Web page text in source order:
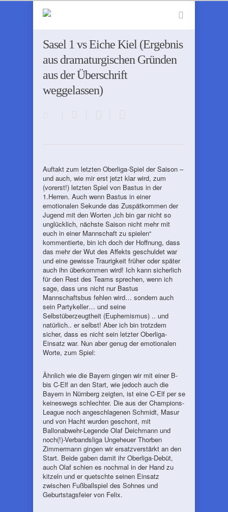
Sasel 1 vs Eiche Kiel (Ergebnis
aus dramaturgischen Gründen
aus der Überschrift
weggelassen)
Auftakt zum letzten Oberliga-Spiel der Saison –
und auch, wie mir erst jetzt klar wird, zum
(vorerst!) letzten Spiel von Bastus in der
1.Herren. Auch wenn Bastus in einer
emotionalen Sekunde das Zuspätkommen der
Jugend mit den Worten „ich bin gar nicht so
unglücklich, nächste Saison nicht mehr mit
euch in einer Mannschaft zu spielen“
kommentierte, bin ich doch der Hoffnung, dass
das mehr der Wut des Affekts geschuldet war
und eine gewisse Traurigkeit früher oder später
auch ihn überkommen wird! Ich kann sicherlich
für den Rest des Teams sprechen, wenn ich
sage, dass uns nicht nur Bastus
Mannschaftsbus fehlen wird… sondern auch
sein Partykeller… und seine
Selbstüberzeugtheit (Euphemismus) .. und
natürlich.. er selbst! Aber ich bin trotzdem
sicher, dass es nicht sein letzter Oberliga-
Einsatz war. Nun aber genug der emotionalen
Worte, zum Spiel:
Ähnlich wie die Bayern gingen wir mit einer B-
bis C-Elf an den Start, wie jedoch auch die
Bayern in Nürnberg zeigten, ist eine C-Elf per se
keineswegs schlechter. Die aus der Champions-
League noch angeschlagenen Schmidt, Masur
und von Hacht wurden geschont, mit
Ballonabwehr-Legende Olaf Deichmann und
noch(!)-Verbandsliga Ungeheuer Thorben
Zimmermann gingen wir ersatzverstärkt an den
Start. Beide gaben damit ihr Oberliga-Debüt,
auch Olaf schien es nochmal in der Hand zu
kitzeln und er quetschte seinen Einsatz
zwischen Fußballspiel des Sohnes und
Geburtstagsfeier von Felix.